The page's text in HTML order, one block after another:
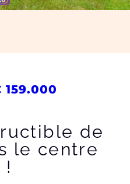
159.000
de
le centre